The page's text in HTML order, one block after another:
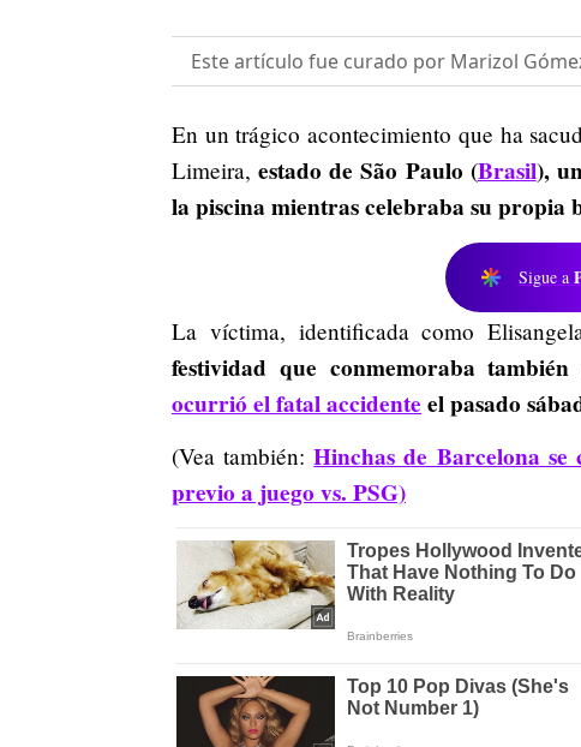
Este artículo fue curado por Marizol
En un trágico acontecimiento que ha
Limeira, estado de São Paulo (Brasil),
la piscina mientras celebraba su propia
Sigue a
La víctima, identificada como
festividad que conmemoraba
ocurrió el fatal accidente el pasado
(Vea también:Hinchas de Barcelona
previo a juego vs. PSG)